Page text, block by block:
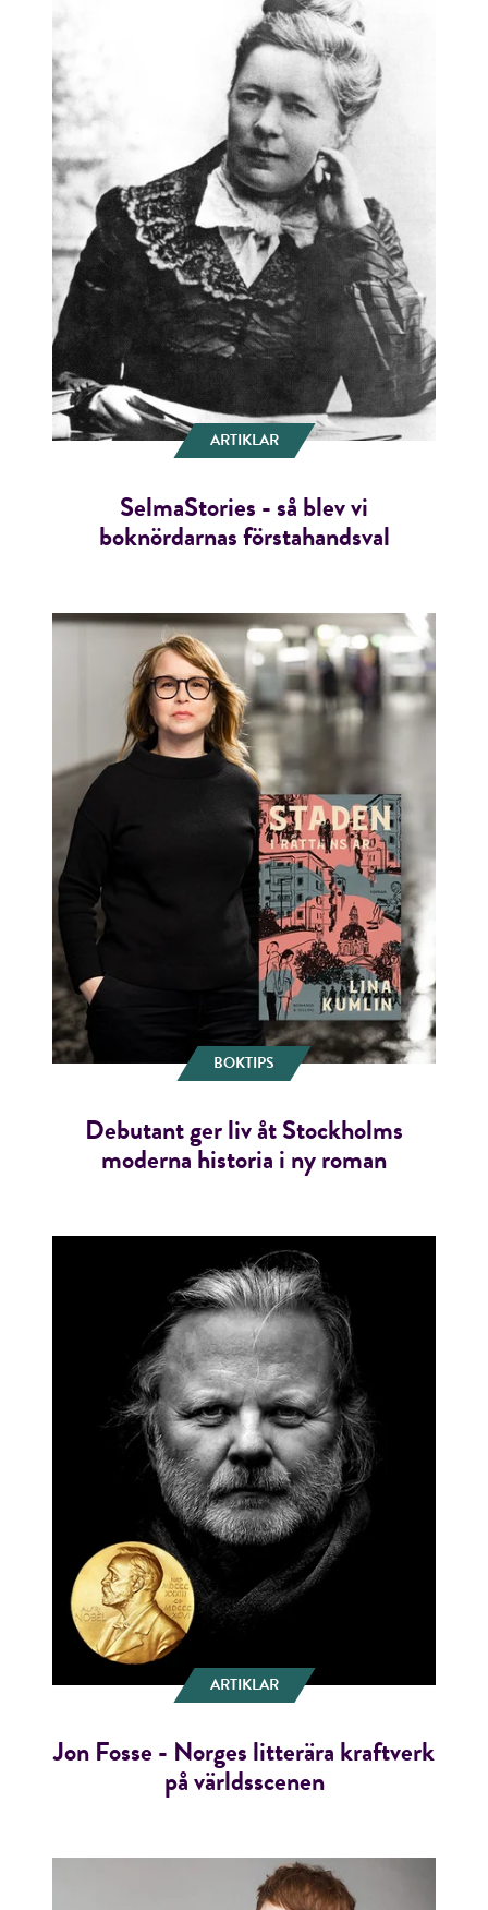
ARTIKLAR
SelmaStories - så blev vi
boknördarnas förstahandsval
BOKTIPS
Debutant ger liv åt Stockholms
moderna historia i ny roman
ARTIKLAR
Jon Fosse - Norges litterära kraftverk
på världsscenen